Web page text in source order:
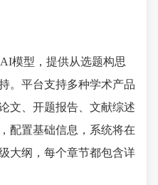
模型，提供从选题构思
。平台支持多种学术产品
文、开题报告、文献综述
配置基础信息，系统将在
大纲，每个章节都包含详